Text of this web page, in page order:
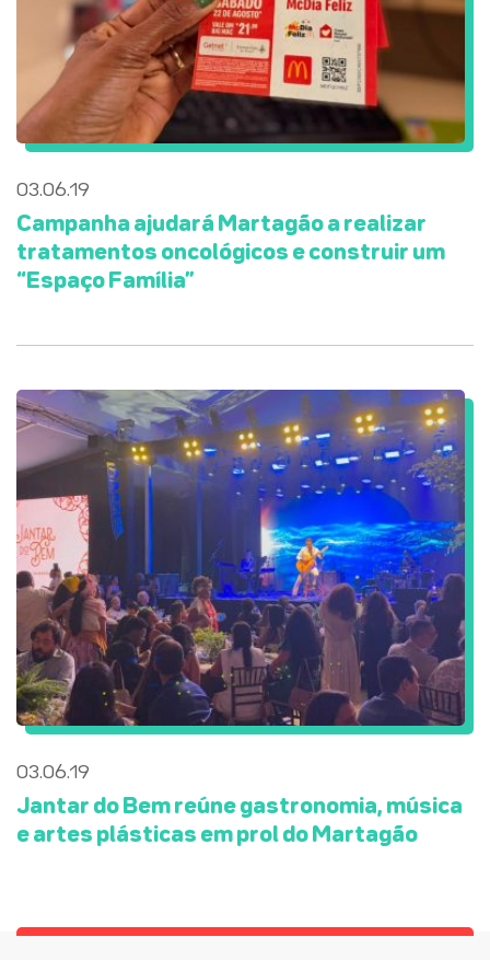
03.06.19
Campanha ajudará Martagão a realizar
tratamentos oncológicos e construir um
“Espaço Família”
03.06.19
Jantar do Bem reúne gastronomia, música
e artes plásticas em prol do Martagão